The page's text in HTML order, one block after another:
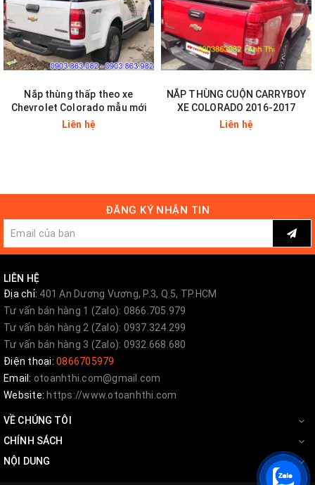
chúng tôi luôn lấy khách hàng là trên hết, trên tinh thần lợi íchcủa
quý khách, công ty luôn luôn hợp tác với quý khách hàng tạo
cho dòng xe một phong cách riêng biệt và sang trọng nhất.
------
Những điều cần làm khi mới mua xe như:
Nắp thùng thấp theo xe
Chevrolet Colorado mẫu mới
Liên hệ
NẮP THÙNG CUỘN CARRYBOY
XE COLORADO 2016-2017
Liên hệ
ĐĂNG KÝ NHẬN TIN
LIÊN HỆ
Địa chỉ: 401 An Dương Vương, P.3, Q.5, TP.HCM
Tư vấn bán hàng 1 (Zalo): 0866.705.979
Tư vấn bán hàng 2 (Zalo): 0937.324.299
Tư vấn bán hàng 3 (Zalo): 0932.668.680
Điện thoại: 0866705979
Email: otoanhthi.com@gmail.com
Website: https://www.otoanhthi.com
VỀ CHÚNG TÔI
CHÍNH SÁCH
NỘI DUNG